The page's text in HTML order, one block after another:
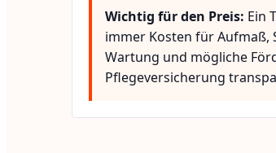
Wichtig für den Preis: Ein
immer Kosten für Aufmaß,
Wartung und mögliche
Pflegeversicherung